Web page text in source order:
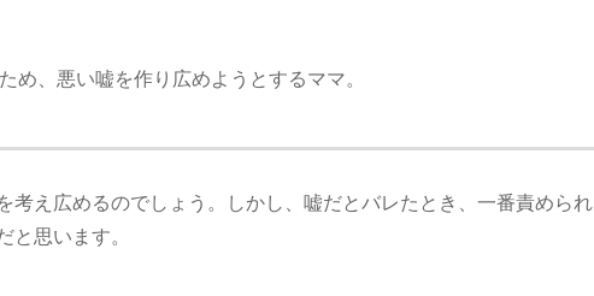
め、悪い嘘を作り広めようとするママ。
考え広めるのでしょう。しかし、嘘だとバレたとき、一番責められ
と思います。